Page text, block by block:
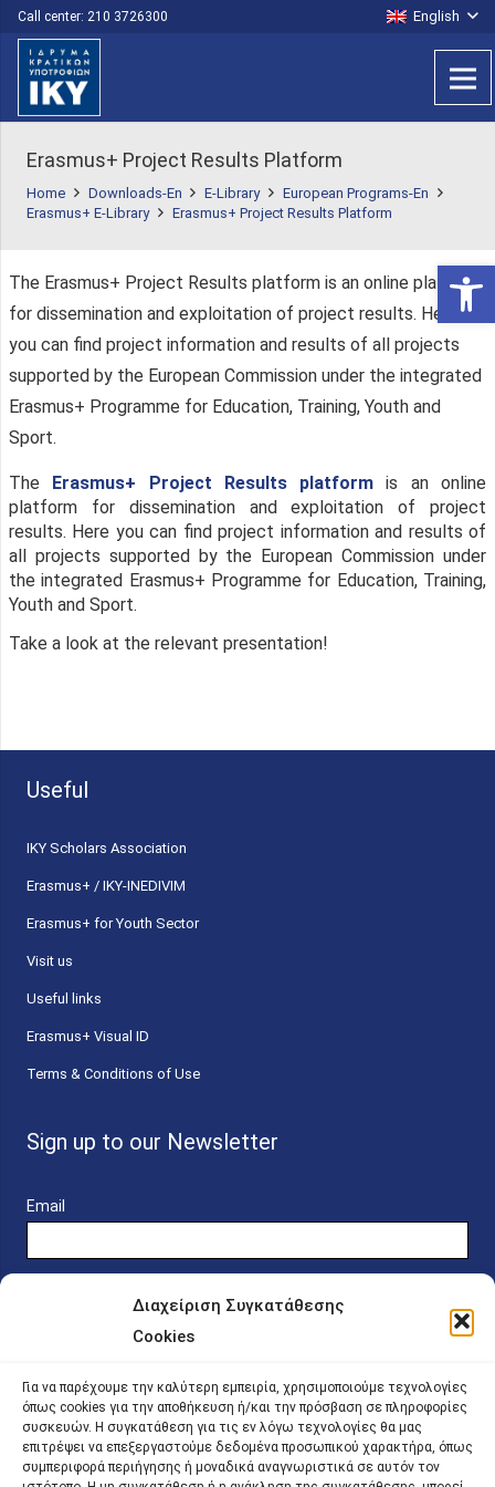
Διαχείριση Συγκατάθεσης
Cookies
Για να παρέχουμε την καλύτερη εμπειρία, χρησιμοποιούμε τεχνολογίες
όπως cookies για την αποθήκευση ή/και την πρόσβαση σε πληροφορίες
συσκευών. Η συγκατάθεση για τις εν λόγω τεχνολογίες θα μας
επιτρέψει να επεξεργαστούμε δεδομένα προσωπικού χαρακτήρα, όπως
συμπεριφορά περιήγησης ή μοναδικά αναγνωριστικά σε αυτόν τον
Call center: 210 3726300 English
Erasmus+ Project Results Platform
Home Downloads-En E-Library
European Programs-En
Erasmus+ E-Library
Erasmus+ Project Results Platform
The Erasmus+ Project Results platform is an online platform
for dissemination and exploitation of project results. Here
you can find project information and results of all projects
supported by the European Commission under the integrated
Erasmus+ Programme for Education, Training, Youth and
Sport.
The Erasmus+ Project Results platform is an online
platform for dissemination and exploitation of project
results. Here you can find project information and results of
all projects supported by the European Commission under
the integrated Erasmus+ Programme for Education, Training,
Youth and Sport.
Take a look at the relevant presentation!
Useful
ΙΚΥ Scholars Association
Erasmus+ / IKY-INEDIVIM
Erasmus+ for Youth Sector
Visit us
Useful links
Erasmus+ Visual ID
Terms & Conditions of Use
Sign up to our Newsletter
Email
Online Platform for Scholarship Candidates
IKY – Transparency
Sitemap